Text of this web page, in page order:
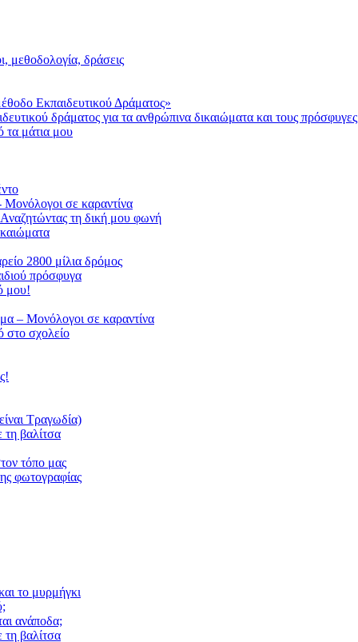
μεθοδολογία, δράσεις
Εκπαιδευτικού Δράματος»
δράματος για τα ανθρώπινα δικαιώματα και τους πρόσφυγες
μάτια μου
Μονόλογοι σε καραντίνα
τη δική μου φωνή
2800 μίλια δρόμος
πρόσφυγα
μου!
– Μονόλογοι σε καραντίνα
στο σχολείο
Τραγωδία)
βαλίτσα
τόπο μας
φωτογραφίας
το μυρμήγκι
ανάποδα;
βαλίτσα